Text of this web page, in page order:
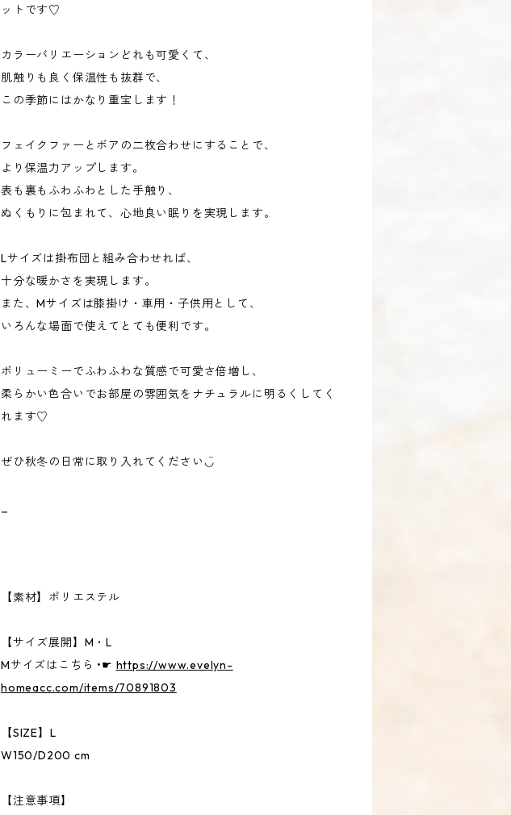
ットです♡
カラーバリエーションどれも可愛くて、
肌触りも良く保温性も抜群で、
この季節にはかなり重宝します！
フェイクファーとボアの二枚合わせにすることで、
より保温力アップします。
表も裏もふわふわとした手触り、
ぬくもりに包まれて、心地良い眠りを実現します。
Lサイズは掛布団と組み合わせれば、
十分な暖かさを実現します。
また、Mサイズは膝掛け・車用・子供用として、
いろんな場面で使えてとても便利です。
ボリューミーでふわふわな質感で可愛さ倍増し、
柔らかい色合いでお部屋の雰囲気をナチュラルに明るくしてく
れます♡
ぜひ秋冬の日常に取り入れてください◡̈
【素材】ポリエステル
【サイズ展開】M・L
Mサイズはこちら •☛ https://www.evelyn-
homeacc.com/items/70891803
【SIZE】L
W150/D200 cm
【注意事項】